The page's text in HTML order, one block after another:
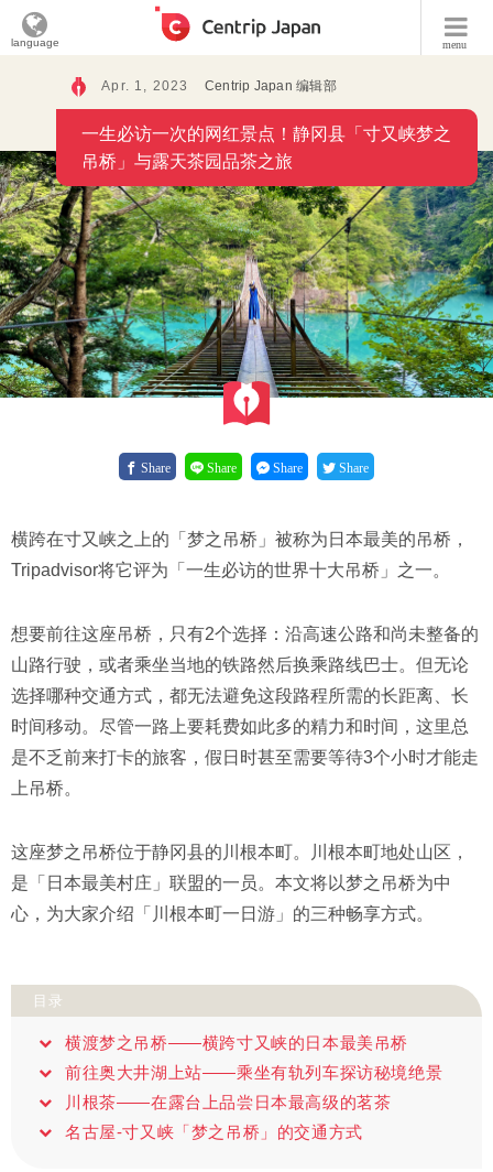
menu
language
Apr. 1, 2023 Centrip Japan 编辑部
一生必访一次的网红景点！静冈县「寸又峡梦之
吊桥」与露天茶园品茶之旅
Share Share Share Share
横跨在寸又峡之上的「梦之吊桥」被称为日本最美的吊桥，
Tripadvisor将它评为「一生必访的世界十大吊桥」之一。
想要前往这座吊桥，只有2个选择：沿高速公路和尚未整备的
山路行驶，或者乘坐当地的铁路然后换乘路线巴士。但无论
选择哪种交通方式，都无法避免这段路程所需的长距离、长
时间移动。尽管一路上要耗费如此多的精力和时间，这里总
是不乏前来打卡的旅客，假日时甚至需要等待3个小时才能走
上吊桥。
这座梦之吊桥位于静冈县的川根本町。川根本町地处山区，
是「日本最美村庄」联盟的一员。本文将以梦之吊桥为中
心，为大家介绍「川根本町一日游」的三种畅享方式。
目录
横渡梦之吊桥——横跨寸又峡的日本最美吊桥
前往奥大井湖上站——乘坐有轨列车探访秘境绝景
川根茶——在露台上品尝日本最高级的茗茶
名古屋-寸又峡「梦之吊桥」的交通方式